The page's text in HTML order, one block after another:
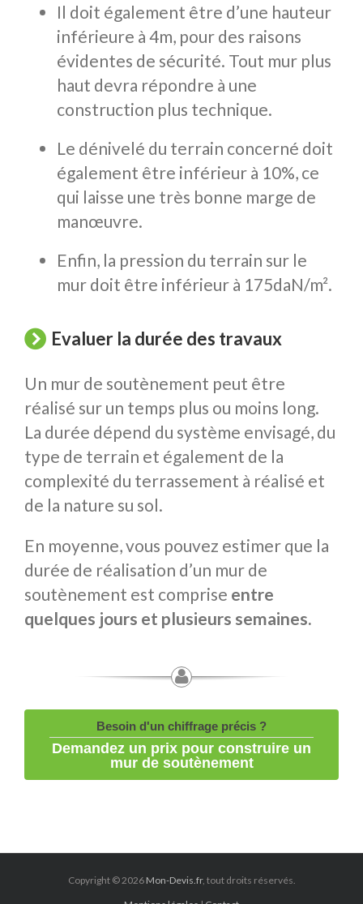
Il doit également être d’une hauteur
inférieure à 4m, pour des raisons
évidentes de sécurité. Tout mur plus
haut devra répondre à une
construction plus technique.
Le dénivelé du terrain concerné doit
également être inférieur à 10%, ce
qui laisse une très bonne marge de
manœuvre.
Enfin, la pression du terrain sur le
mur doit être inférieur à 175daN/m².
Evaluer la durée des travaux
Un mur de soutènement peut être
réalisé sur un temps plus ou moins long.
La durée dépend du système envisagé, du
type de terrain et également de la
complexité du terrassement à réalisé et
de la nature su sol.
En moyenne, vous pouvez estimer que la
durée de réalisation d’un mur de
soutènement est comprise entre
quelques jours et plusieurs semaines.
Besoin d'un chiffrage précis ?
Demandez un prix pour construire un
mur de soutènement
Copyright © 2026 Mon-Devis.fr, tout droits réservés.